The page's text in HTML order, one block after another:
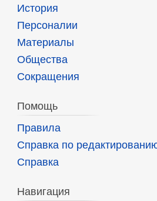
История
Персоналии
Материалы
Общества
Сокращения
Помощь
Правила
Справка по
Справка
Навигация